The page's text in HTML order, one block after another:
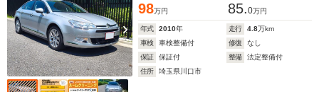
98万円 85.0万円
年式 2010年 走行 4.8万km
車検
車検整備付 修復
なし
保証
保証付 整備
法定整備付
住所
埼玉県川口市